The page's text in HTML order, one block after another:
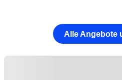
Alle Angebote